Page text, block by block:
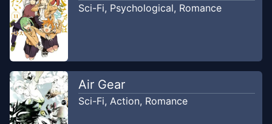
Sci-Fi, Psychological, Romance
Air Gear
Sci-Fi, Action, Romance